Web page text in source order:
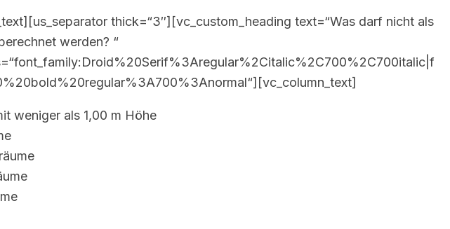
thick=“3″][vc_custom_heading text=“Was darf nicht als
werden? “
weniger als 1,00 m Höhe